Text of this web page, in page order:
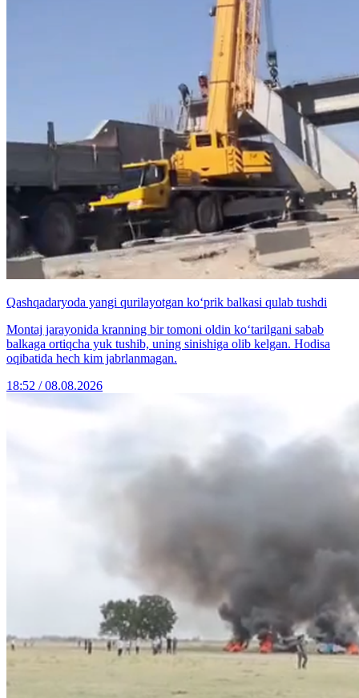
Qashqadaryoda yangi qurilayotgan ko‘prik balkasi qulab tushdi
Montaj jarayonida kranning bir tomoni oldin ko‘tarilgani sabab
balkaga ortiqcha yuk tushib, uning sinishiga olib kelgan. Hodisa
oqibatida hech kim jabrlanmagan.
18:52 / 08.08.2026